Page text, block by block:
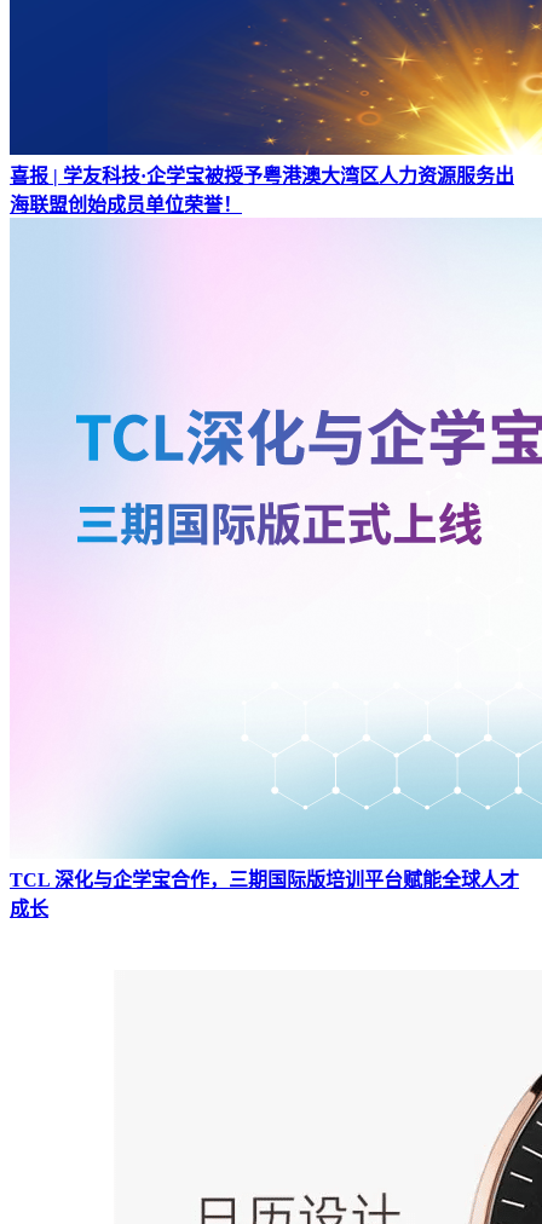
喜报 | 学友科技·企学宝被授予粤港澳大湾区人力资源服务出
海联盟创始成员单位荣誉！
TCL 深化与企学宝合作，三期国际版培训平台赋能全球人才
成长